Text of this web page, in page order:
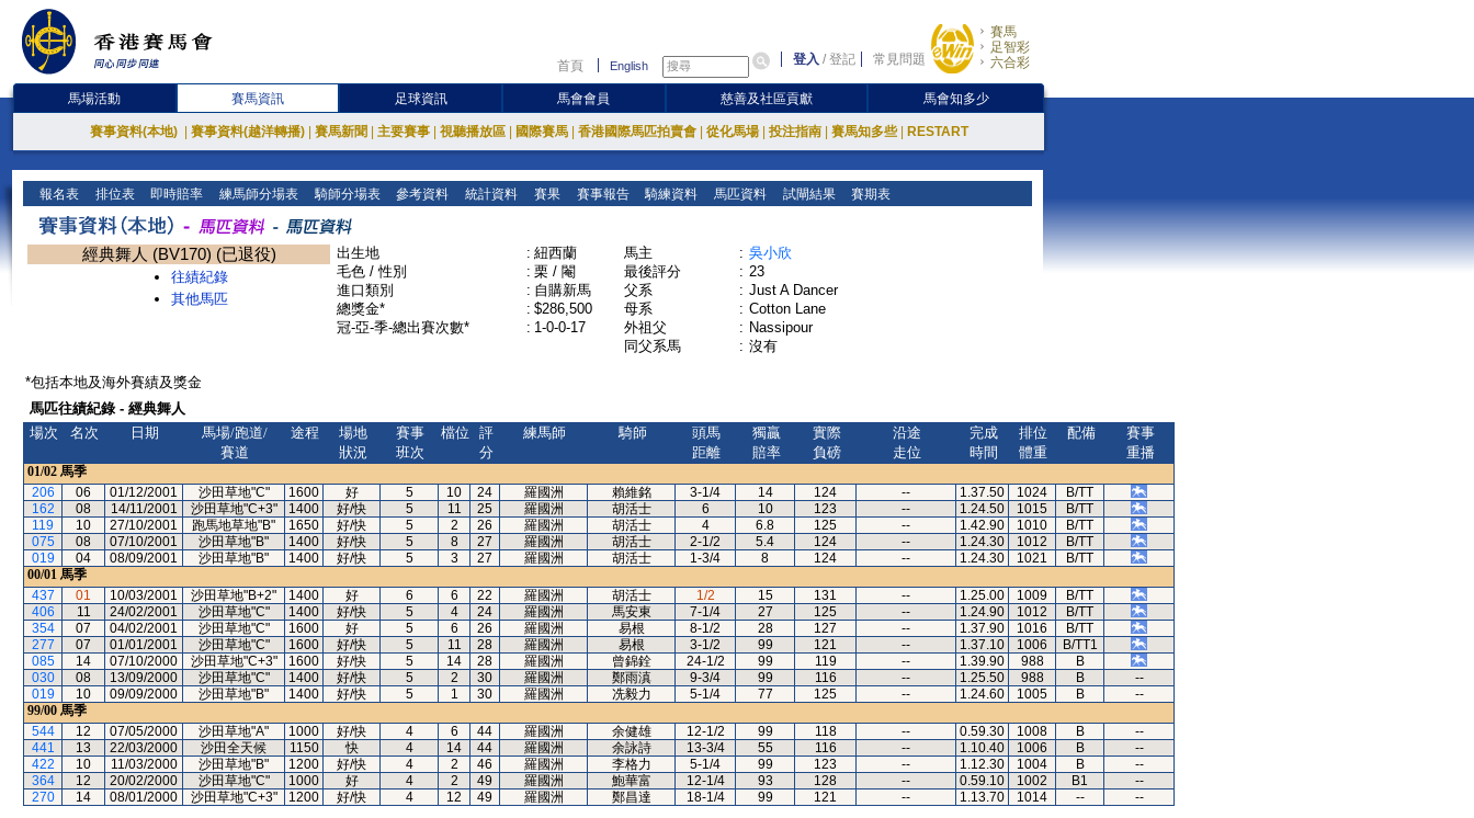
首頁 English 登入 /登記 常見問題
賽馬
足智彩
六合彩
馬場活動 賽馬資訊 足球資訊 馬會會員 慈善及社區貢獻 馬會知多少
賽事資料(本地) 賽事資料(越洋轉播) 賽馬新聞 主要賽事 視聽播放區 國際賽馬 香港國際馬匹拍賣會 從化馬場 投注指南 賽馬知多些 RESTART
報名表 排位表 即時賠率 練馬師分場表 騎師分場表 參考資料 統計資料 賽果 賽事報告 騎練資料 馬匹資料 試閘結果 賽期表
經典舞人 (BV170) (已退役)
往績紀錄
其他馬匹
出生地 : 紐西蘭
毛色 / 性別
: 栗 / 閹
進口類別
: 自購新馬
總獎金*
: $286,500
冠-亞-季-總出賽次數*
: 1-0-0-17
馬主 : 吳小欣
最後評分
: 23
父系
: Just A Dancer
母系
: Cotton Lane
外祖父
: Nassipour
同父系馬
: 沒有
*包括本地及海外賽績及獎金
馬匹往績紀錄 - 經典舞人
場次
名次 日期
馬場/跑道/
賽道
途程
場地
狀況
賽事
班次
檔位
評
分
練馬師 騎師
頭馬
距離
獨贏
賠率
實際
負磅
沿途
走位
完成
時間
排位
體重
配備
賽事
重播
01/02 馬季
206
06 01/12/2001 沙田草地"C" 1600 好 5 10 24 羅國洲 賴維銘 3-1/4 14 124 -- 1.37.50 1024
B/TT
162
08 14/11/2001 沙田草地"C+3" 1400 好/快 5 11 25 羅國洲 胡活士 6 10 123 -- 1.24.50 1015
B/TT
119
10 27/10/2001 跑馬地草地"B" 1650 好/快 5 2 26 羅國洲 胡活士 4 6.8 125 -- 1.42.90 1010
B/TT
075
08 07/10/2001 沙田草地"B" 1400 好/快 5 8 27 羅國洲 胡活士 2-1/2 5.4 124 -- 1.24.30 1012
B/TT
019
04 08/09/2001 沙田草地"B" 1400 好/快 5 3 27 羅國洲 胡活士 1-3/4 8 124 -- 1.24.30 1021
B/TT
00/01 馬季
437
01 10/03/2001 沙田草地"B+2" 1400 好 6 6 22 羅國洲 胡活士 1/2 15 131 -- 1.25.00 1009
B/TT
406
11 24/02/2001 沙田草地"C" 1400 好/快 5 4 24 羅國洲 馬安東 7-1/4 27 125 -- 1.24.90 1012
B/TT
354
07 04/02/2001 沙田草地"C" 1600 好 5 6 26 羅國洲 易根 8-1/2 28 127 -- 1.37.90 1016
B/TT
277
07 01/01/2001 沙田草地"C" 1600 好/快 5 11 28 羅國洲 易根 3-1/2 99 121 -- 1.37.10 1006
B/TT1
085
14 07/10/2000 沙田草地"C+3" 1600 好/快 5 14 28 羅國洲 曾錦銓 24-1/2 99 119 -- 1.39.90 988
B
030
08 13/09/2000 沙田草地"C" 1400 好/快 5 2 30 羅國洲 鄭雨滇 9-3/4 99 116 -- 1.25.50 988 B
--
019
10 09/09/2000 沙田草地"B" 1400 好/快 5 1 30 羅國洲 冼毅力 5-1/4 77 125 -- 1.24.60 1005 B
--
99/00 馬季
544
12 07/05/2000 沙田草地"A" 1000 好/快 4 6 44 羅國洲 余健雄 12-1/2 99 118 -- 0.59.30 1008 B
--
441
13 22/03/2000 沙田全天候 1150 快 4 14 44 羅國洲 余詠詩 13-3/4 55 116 -- 1.10.40 1006 B
--
422
10 11/03/2000 沙田草地"B" 1200 好/快 4 2 46 羅國洲 李格力 5-1/4 99 123 -- 1.12.30 1004 B
--
364
12 20/02/2000 沙田草地"C" 1000 好 4 2 49 羅國洲 鮑華富 12-1/4 93 128 -- 0.59.10 1002 B1
--
270
14 08/01/2000 沙田草地"C+3" 1200 好/快 4 12 49 羅國洲 鄭昌達 18-1/4 99 121 -- 1.13.70 1014 -- --